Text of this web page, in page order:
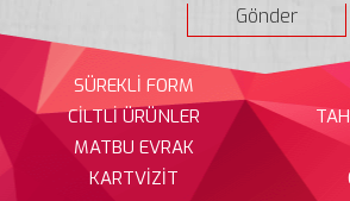
Gönder
SÜREKLİ FORM
CİLTLİ ÜRÜNLER
MATBU EVRAK
KARTVİZİT